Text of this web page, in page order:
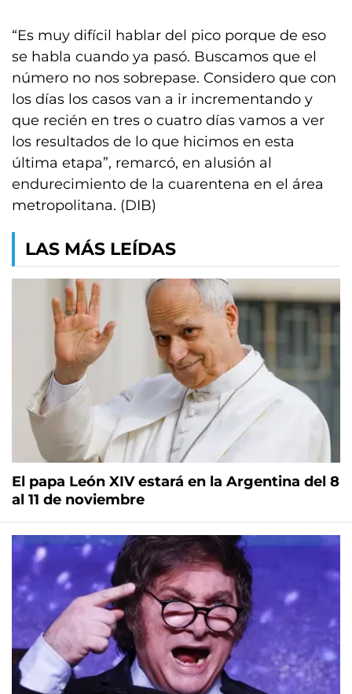
“Es muy difícil hablar del pico porque de eso
se habla cuando ya pasó. Buscamos que el
número no nos sobrepase. Considero que con
los días los casos van a ir incrementando y
que recién en tres o cuatro días vamos a ver
los resultados de lo que hicimos en esta
última etapa”, remarcó, en alusión al
endurecimiento de la cuarentena en el área
metropolitana. (DIB)
LAS MÁS LEÍDAS
El papa León XIV estará en la Argentina del 8
al 11 de noviembre